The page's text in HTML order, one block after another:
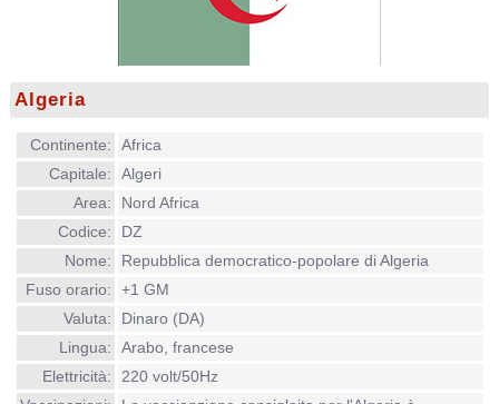
Algeria
Continente:
Africa
Capitale:
Algeri
Area:
Nord Africa
Codice:
DZ
Nome:
Repubblica democratico-popolare di Algeria
Fuso orario:
+1 GM
Valuta:
Dinaro (DA)
Lingua:
Arabo, francese
Elettricità:
220 volt/50Hz